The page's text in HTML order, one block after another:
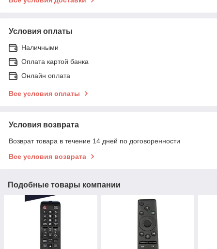
Условия оплаты
Наличными
Оплата картой банка
Онлайн оплата
Все условия оплаты
Условия возврата
Возврат товара в течение 14 дней по договоренности
Все условия возврата
Подобные товары компании